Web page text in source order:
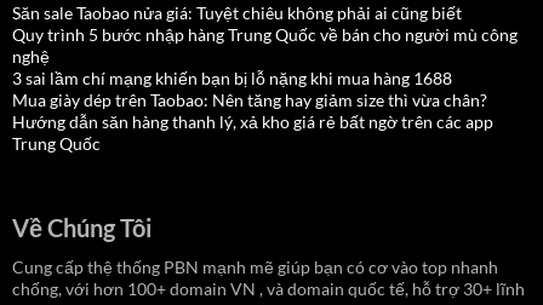
Săn sale Taobao nửa giá: Tuyệt chiêu không phải ai cũng biết
Quy trình 5 bước nhập hàng Trung Quốc về bán cho người mù công
nghệ
3 sai lầm chí mạng khiến bạn bị lỗ nặng khi mua hàng 1688
Mua giày dép trên Taobao: Nên tăng hay giảm size thì vừa chân?
Hướng dẫn săn hàng thanh lý, xả kho giá rẻ bất ngờ trên các app
Trung Quốc
Về Chúng Tôi
Cung cấp thệ thống PBN mạnh mẽ giúp bạn có cơ vào top nhanh
chống, với hơn 100+ domain VN , và domain quốc tế, hỗ trợ 30+ lĩnh